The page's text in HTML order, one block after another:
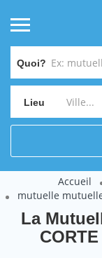
Quoi?
Lieu
Accueil
mutuelle
La